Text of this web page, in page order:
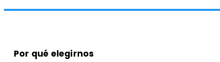
Por qué elegirnos